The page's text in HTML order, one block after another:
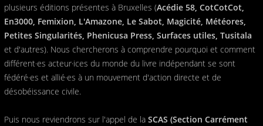
plusieurs éditions présentes à Bruxelles (Acédie 58, CotCotCot,
En3000, Femixion, L'Amazone, Le Sabot, Magicité, Météores,
Petites Singularités, Phenicusa Press, Surfaces utiles, Tusitala
et d'autres). Nous chercherons à comprendre pourquoi et comment
différent·es acteur·ices du monde du livre indépendant se sont
fédéré·es et allié·es à un mouvement d'action directe et de
désobéissance civile.
Puis nous reviendrons sur l'appel de la SCAS (Section Carrément